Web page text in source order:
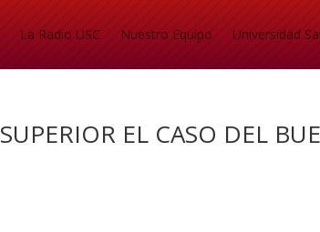
La Radio USC Nuestro Equipo Universidad
EL CASO DEL